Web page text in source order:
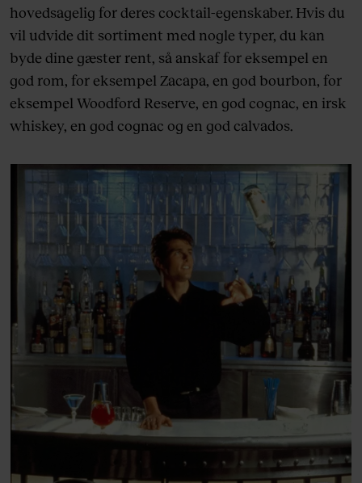
hovedsagelig for deres cocktail-egenskaber. Hvis du
vil udvide dit sortiment med nogle typer, du kan
byde dine gæster rent, så anskaf for eksempel en
god rom, for eksempel Zacapa, en god bourbon, for
eksempel Woodford Reserve, en god cognac, en irsk
whiskey, en god cognac og en god calvados.